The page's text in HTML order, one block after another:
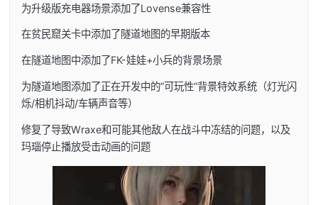
为升级版充电器场景添加了Lovense兼容性
在贫民窟关卡中添加了隧道地图的早期版本
在隧道地图中添加了FK-娃娃+小兵的背景场景
为隧道地图添加了正在开发中的”可玩性”背景特效系统（灯光闪
烁/相机抖动/车辆声音等）
修复了导致Wraxe和可能其他敌人在战斗中冻结的问题，以及
玛瑙停止播放受击动画的问题